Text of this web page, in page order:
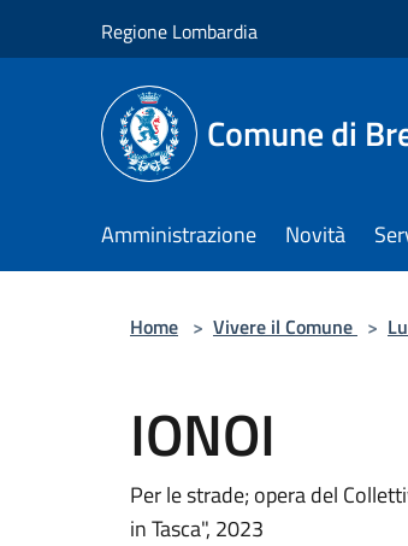
Regione Lombardia
Comune di
Amministrazione Novità
Home > Vivere il Comune >
IONOI
Per le strade; opera del
in Tasca", 2023